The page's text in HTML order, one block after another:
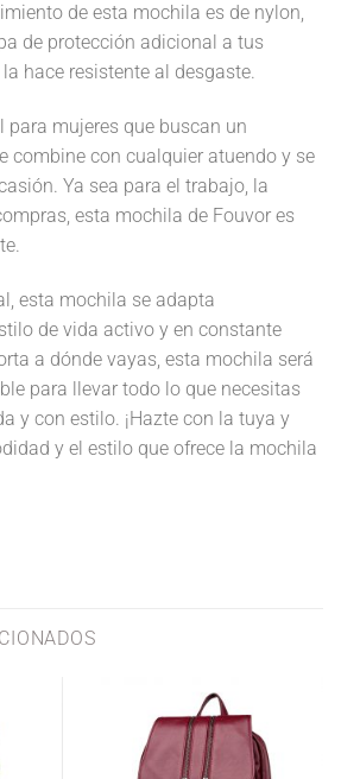
de esta mochila es de nylon,
de protección adicional a tus
hace resistente al desgaste.
para mujeres que buscan un
combine con cualquier atuendo y se
Ya sea para el trabajo, la
esta mochila de Fouvor es
esta mochila se adapta
de vida activo y en constante
a dónde vayas, esta mochila será
para llevar todo lo que necesitas
y con estilo. ¡Hazte con la tuya y
y el estilo que ofrece la mochila